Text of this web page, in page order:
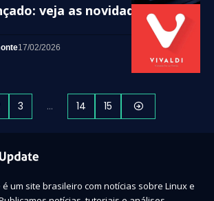
veja as novidades e
17/02/2026
3 … 14 15
um site brasileiro com notícias sobre Linux e